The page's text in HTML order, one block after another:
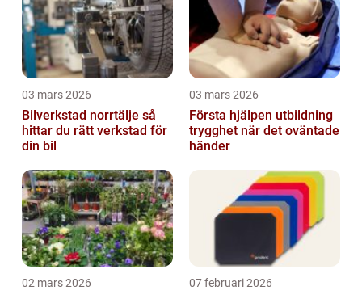
03 mars 2026
Bilverkstad norrtälje så
hittar du rätt verkstad för
din bil
03 mars 2026
Första hjälpen utbildning
trygghet när det oväntade
händer
02 mars 2026 07 februari 2026